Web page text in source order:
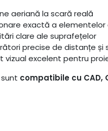
aeriană la scară reală
exactă a elementelor
clare ale suprafețelor
precise de distanțe și
vizual excelent pentru
compatibile cu CAD,